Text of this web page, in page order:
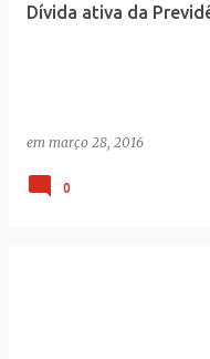
Dívida ativa da
em março 28, 2016
0